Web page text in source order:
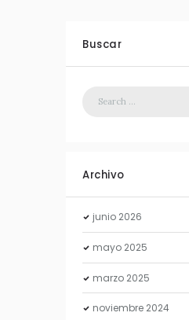
Buscar
Archivo
junio 2026
mayo 2025
marzo 2025
noviembre 2024